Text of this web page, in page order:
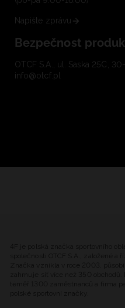
Napište zprávu
Bezpečnost
OTCF S.A., ul. Saska 25C,
info@otcf.pl